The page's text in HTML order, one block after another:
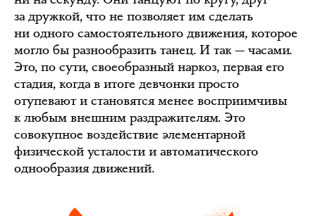
за дружкой, что не позволяет им сделать
ни одного самостоятельного движения, которое
могло бы разнообразить танец. И так — часами.
Это, по сути, своеобразный наркоз, первая его
стадия, когда в итоге девчонки просто
отупевают и становятся менее восприимчивы
к любым внешним раздражителям. Это
совокупное воздействие элементарной
физической усталости и автоматического
однообразия движений.